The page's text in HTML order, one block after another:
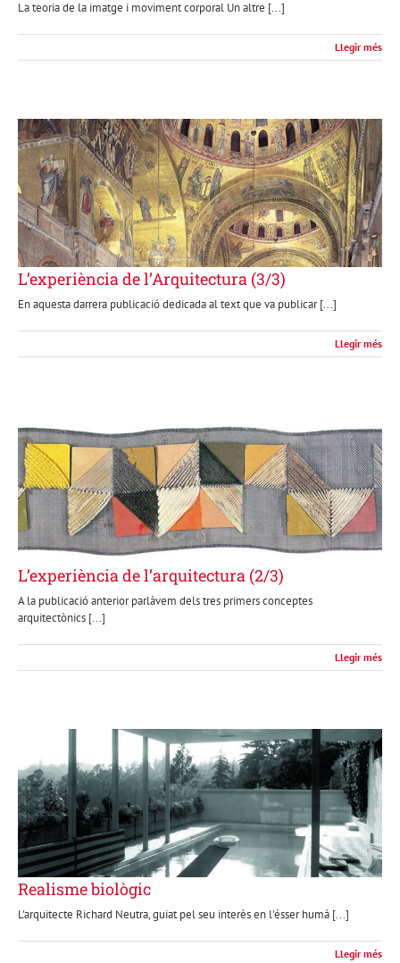
La teoria de la imatge i moviment corporal Un altre [...]
Llegir més
L’experiència de l’Arquitectura (3/3)
En aquesta darrera publicació dedicada al text que va publicar [...]
Llegir més
L’experiència de l’arquitectura (2/3)
A la publicació anterior parlàvem dels tres primers conceptes
arquitectònics [...]
Llegir més
Realisme biològic
L'arquitecte Richard Neutra, guiat pel seu interès en l'ésser humà [...]
Llegir més